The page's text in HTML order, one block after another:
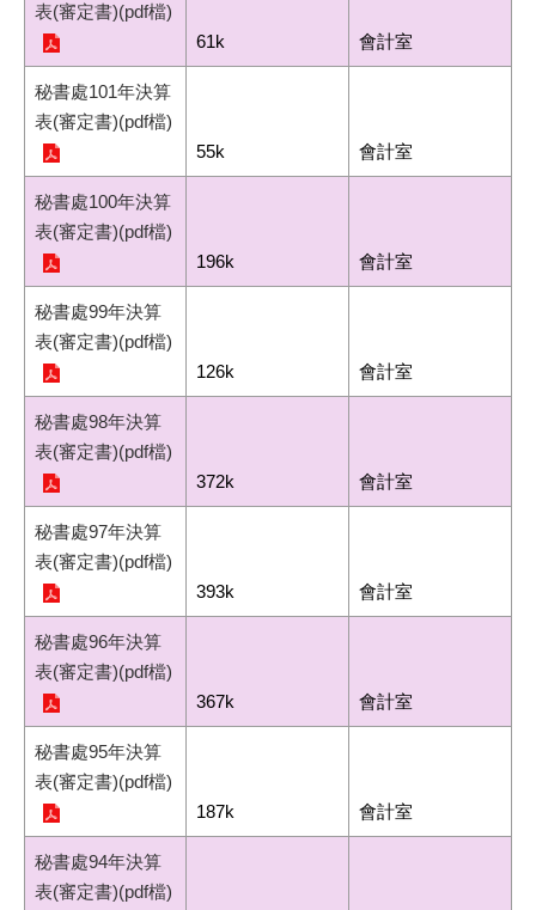
表(審定書)(pdf檔)
61k
會計室
秘書處101年決算
表(審定書)(pdf檔)
55k
會計室
秘書處100年決算
表(審定書)(pdf檔)
196k
會計室
秘書處99年決算
表(審定書)(pdf檔)
126k
會計室
秘書處98年決算
表(審定書)(pdf檔)
372k
會計室
秘書處97年決算
表(審定書)(pdf檔)
393k
會計室
秘書處96年決算
表(審定書)(pdf檔)
367k
會計室
秘書處95年決算
表(審定書)(pdf檔)
187k
會計室
秘書處94年決算
表(審定書)(pdf檔)